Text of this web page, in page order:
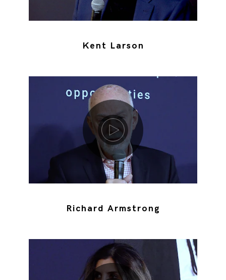
Kent Larson
Riproduci video
Richard Armstrong
Riproduci video